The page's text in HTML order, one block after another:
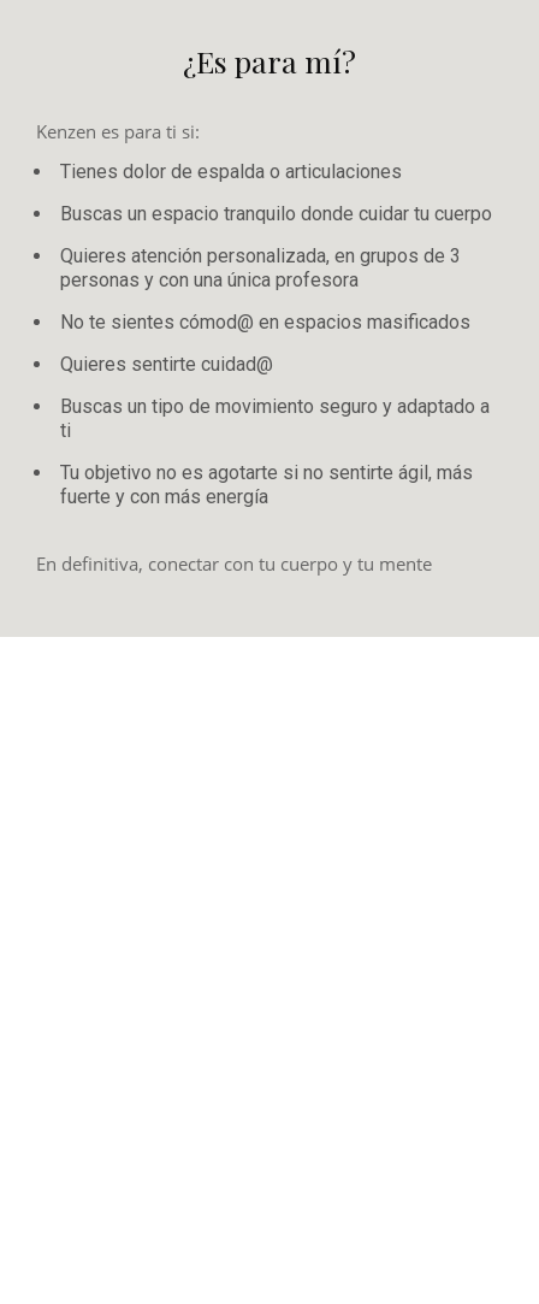
¿Es para mí?
Kenzen es para ti si:
Tienes dolor de espalda o articulaciones
Buscas un espacio tranquilo donde cuidar tu cuerpo
Quieres atención personalizada, en grupos de 3
personas y con una única profesora
No te sientes cómod@ en espacios masificados
Quieres sentirte cuidad@
Buscas un tipo de movimiento seguro y adaptado a
ti
Tu objetivo no es agotarte si no sentirte ágil, más
fuerte y con más energía
En definitiva, conectar con tu cuerpo y tu mente